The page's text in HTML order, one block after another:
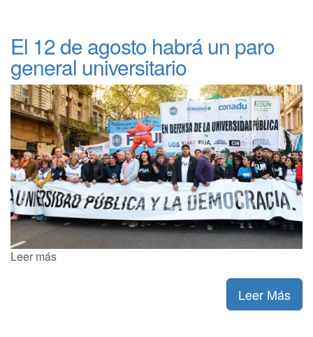
El 12 de agosto habrá un paro
general universitario
Leer más
Leer Más